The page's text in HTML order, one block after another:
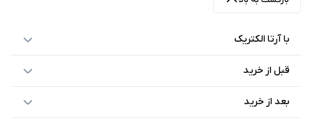
با آرتا الکتریک
قبل از خرید
بعد از خرید